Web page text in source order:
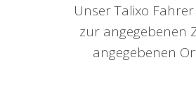
Unser Talixo
zur angegebenen
angegebenen